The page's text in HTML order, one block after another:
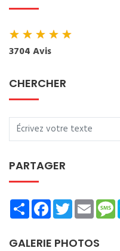
★★★★★
3704 Avis
CHERCHER
PARTAGER
ShareFacebookTwitterEmail
GALERIE PHOTOS